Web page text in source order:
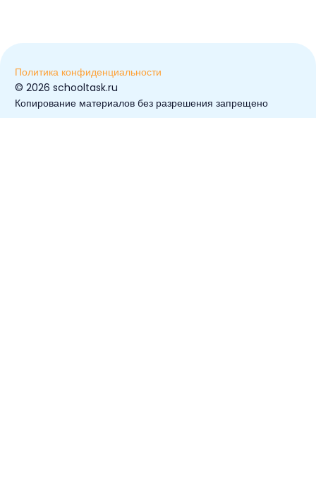
© ️2026 schooltask.ru
Копирование материалов без разрешения запрещено
Политика конфиденциальности